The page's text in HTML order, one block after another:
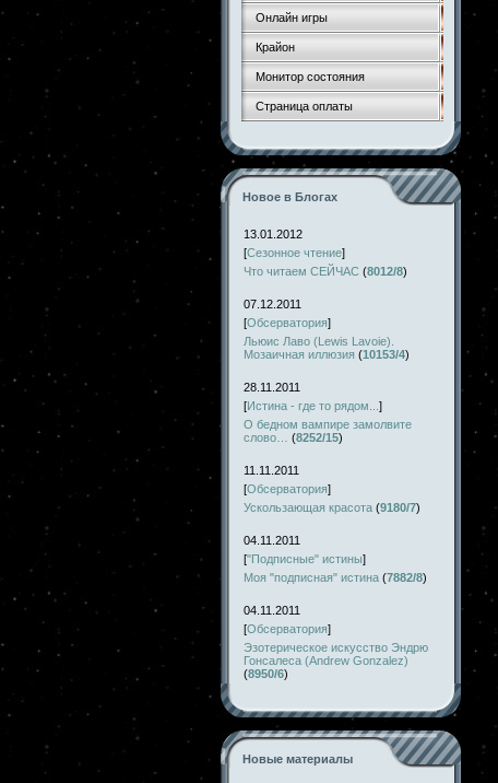
Онлайн игры
Крайон
Монитор состояния
Страница оплаты
Новое в Блогах
13.01.2012
[Сезонное чтение]
Что читаем СЕЙЧАС (8012/8)
07.12.2011
[Обсерватория]
Льюис Лаво (Lewis Lavoie).
Мозаичная иллюзия (10153/4)
28.11.2011
[Истина - где то рядом... ]
О бедном вампире замолвите
слово…
(8252/15)
11.11.2011
[Обсерватория]
Ускользающая красота (9180/7)
04.11.2011
["Подписные" истины]
Моя "подписная" истина (7882/8)
04.11.2011
[Обсерватория]
Эзотерическое искусство Эндрю
Гонсалеса (Andrew Gonzalez)
(8950/6)
Новые материалы